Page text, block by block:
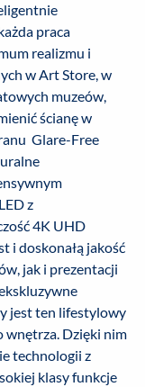
praca
realizmu i
w Art Store, w
muzeów,
ścianę w
Glare-Free
z
4K UHD
i doskonałą jakość
jak i prezentacji
jest ten lifestylowy
wnętrza. Dzięki nim
technologii z
klasy funkcje